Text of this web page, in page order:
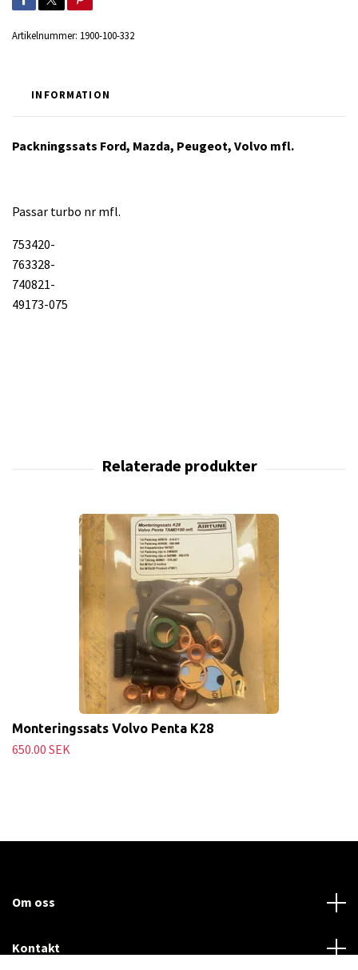
Artikelnummer: 1900-100-332
INFORMATION
Packningssats Ford, Mazda, Peugeot, Volvo mfl.
Passar turbo nr mfl.
753420-
763328-
740821-
49173-075
Monteringssats Volvo Penta K28
650.00 SEK
Om oss
Kontakt